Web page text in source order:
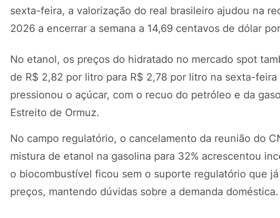
sexta-feira, a valorização do real brasileiro ajudou na
2026 a encerrar a semana a 14,69 centavos de dólar
No etanol, os preços do hidratado no mercado spot
de R$ 2,82 por litro para R$ 2,78 por litro na sexta-
pressionou o açúcar, com o recuo do petróleo e da
Estreito de Ormuz.
No campo regulatório, o cancelamento da reunião do
mistura de etanol na gasolina para 32% acrescentou
o biocombustível ficou sem o suporte regulatório que
preços, mantendo dúvidas sobre a demanda doméstica.